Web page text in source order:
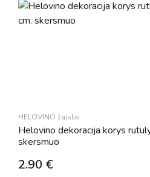
HELOVINO žaislai
Helovino dekoracija korys
skersmuo
2.90 €